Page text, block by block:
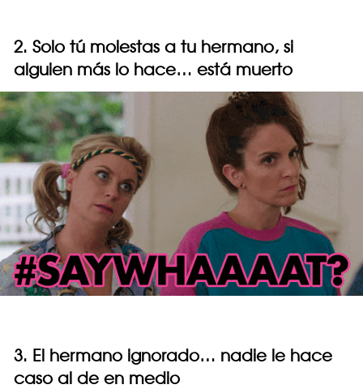
2. Solo tú molestas a tu hermano, si
alguien más lo hace… está muerto
3. El hermano ignorado… nadie le hace
caso al de en medio